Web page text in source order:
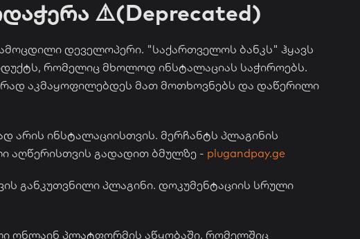
⚠️(Deprecated)
დეველოპერი. "საქართველოს ბანკს" ჰყავს
რომელიც მხოლოდ ინსტალაციას საჭიროებს.
აკმაყოფილებდეს მათ მოთხოვნებს და დაწერილი
არის ინსტალაციისთვის. მერჩანტს პლაგინის
აღწერისთვის გადადით ბმულზე - plugandpay.ge
განკუთვნილი პლაგინი. დოკუმენტაციის სრული
ონლაინ პლატფორმის აწყობაში, რომელშიც